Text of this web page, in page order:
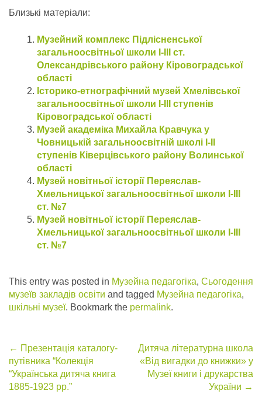
Близькі матеріали:
Музейний комплекс Підлісненської
загальноосвітньої школи І-ІІІ ст.
Олександрівського району Кіровоградської
області
Історико-етнографічний музей Хмелівської
загальноосвітньої школи І-ІІІ ступенів
Кіровоградської області
Музей академіка Михайла Кравчука у
Човницькій загальноосвітній школі І-ІІ
ступенів Ківерцівського району Волинської
області
Музей новітньої історії Переяслав-
Хмельницької загальноосвітньої школи І-ІІІ
ст. №7
Музей новітньої історії Переяслав-
Хмельницької загальноосвітньої школи І-ІІІ
ст. №7
This entry was posted in Музейна педагогіка, Сьогодення
музеїв закладів освіти and tagged Музейна педагогіка,
шкільні музеї. Bookmark the permalink.
Post
navigation
← Презентація каталогу-
путівника “Колекція
“Українська дитяча книга
1885-1923 рр.”
Дитяча літературна школа
«Від вигадки до книжки» у
Музеї книги і друкарства
України →